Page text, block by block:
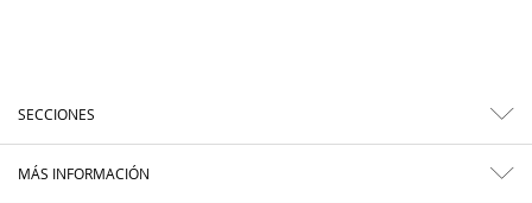
SECCIONES
MÁS INFORMACIÓN